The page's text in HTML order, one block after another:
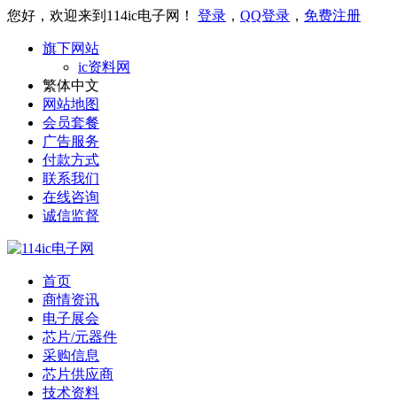
您好，欢迎来到114ic电子网！ 登录 ， QQ登录 ， 免费注册
旗下网站
ic资料网
繁体中文
网站地图
会员套餐
广告服务
付款方式
联系我们
在线咨询
诚信监督
首页
商情资讯
电子展会
芯片/元器件
采购信息
芯片供应商
技术资料